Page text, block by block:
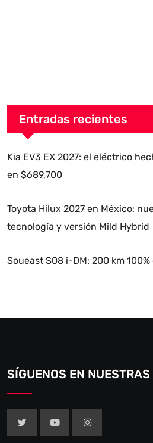
Entradas recientes
Kia EV3 EX 2027: el eléctrico
en $689,700
Toyota Hilux 2027 en México:
tecnología y versión Mild Hybrid
Soueast S08 i-DM: 200 km
SÍGUENOS EN NUESTRAS